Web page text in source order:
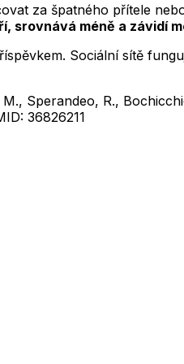
za špatného přítele
srovnává méně a závidí
Sociální sítě
Sperandeo, R.,
36826211